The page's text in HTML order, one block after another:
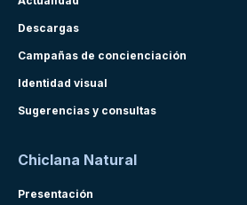
Descargas
Campañas de concienciación
Identidad visual
Sugerencias y consultas
Chiclana Natural
Presentación